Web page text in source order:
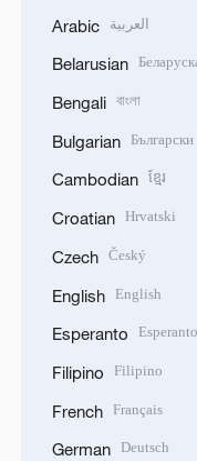
Arabic العربية
Belarusian
Bengali বাংলা
Bulgarian Български
Cambodian ខ្មែរ
Croatian Hrvatski
Czech Český
English English
Esperanto Esperanto
Filipino Filipino
French Français
German Deutsch